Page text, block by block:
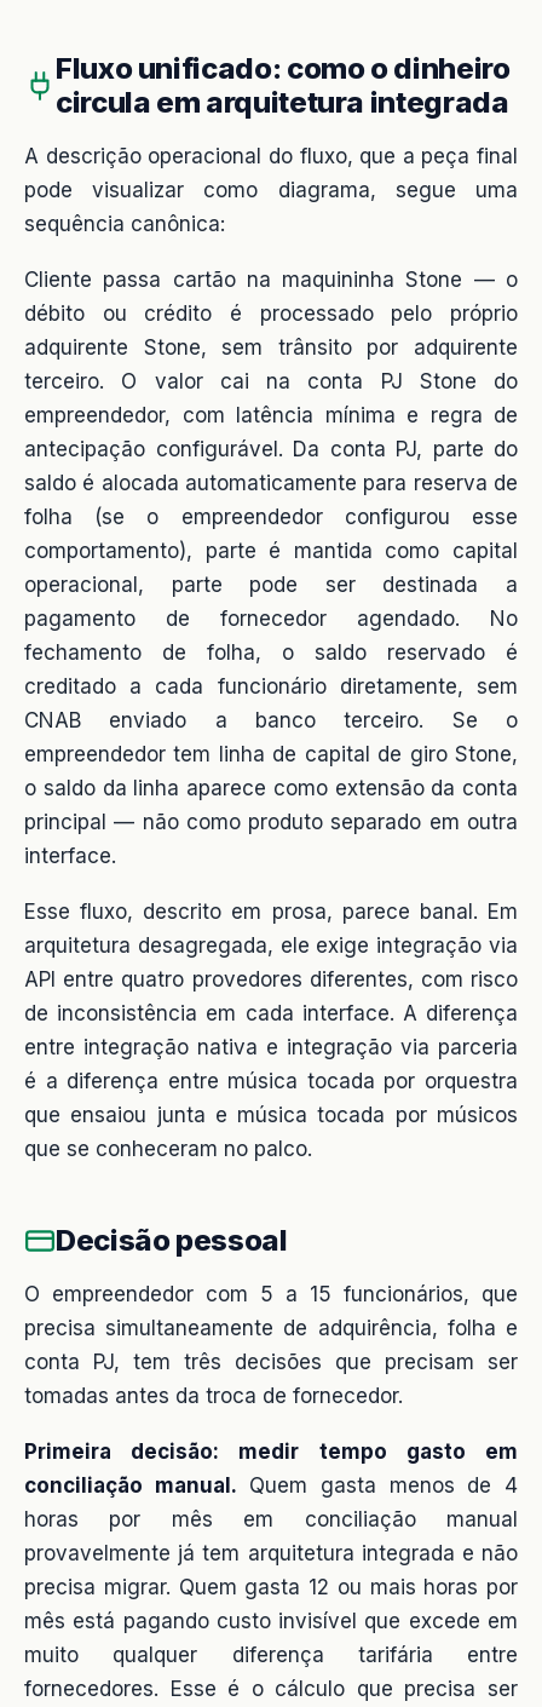
Fluxo unificado: como o dinheiro
circula em arquitetura integrada
A descrição operacional do fluxo, que a peça final
pode visualizar como diagrama, segue uma
sequência canônica:
Cliente passa cartão na maquininha Stone — o
débito ou crédito é processado pelo próprio
adquirente Stone, sem trânsito por adquirente
terceiro. O valor cai na conta PJ Stone do
empreendedor, com latência mínima e regra de
antecipação configurável. Da conta PJ, parte do
saldo é alocada automaticamente para reserva de
folha (se o empreendedor configurou esse
comportamento), parte é mantida como capital
operacional, parte pode ser destinada a
pagamento de fornecedor agendado. No
fechamento de folha, o saldo reservado é
creditado a cada funcionário diretamente, sem
CNAB enviado a banco terceiro. Se o
empreendedor tem linha de capital de giro Stone,
o saldo da linha aparece como extensão da conta
principal — não como produto separado em outra
interface.
Esse fluxo, descrito em prosa, parece banal. Em
arquitetura desagregada, ele exige integração via
API entre quatro provedores diferentes, com risco
de inconsistência em cada interface. A diferença
entre integração nativa e integração via parceria
é a diferença entre música tocada por orquestra
que ensaiou junta e música tocada por músicos
que se conheceram no palco.
Decisão pessoal
O empreendedor com 5 a 15 funcionários, que
precisa simultaneamente de adquirência, folha e
conta PJ, tem três decisões que precisam ser
tomadas antes da troca de fornecedor.
Primeira decisão: medir tempo gasto em
conciliação manual. Quem gasta menos de 4
horas por mês em conciliação manual
provavelmente já tem arquitetura integrada e não
precisa migrar. Quem gasta 12 ou mais horas por
mês está pagando custo invisível que excede em
muito qualquer diferença tarifária entre
fornecedores. Esse é o cálculo que precisa ser